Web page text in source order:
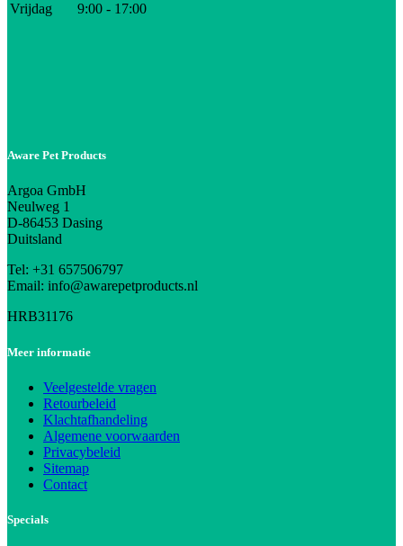
Vrijdag
9:00 - 17:00
Aware Pet Products
Argoa GmbH
Neulweg 1
D-86453 Dasing
Duitsland
Tel: +31 657506797
Email: info@awarepetproducts.nl
HRB31176
Meer informatie
Veelgestelde vragen
Retourbeleid
Klachtafhandeling
Algemene voorwaarden
Privacybeleid
Sitemap
Contact
Specials